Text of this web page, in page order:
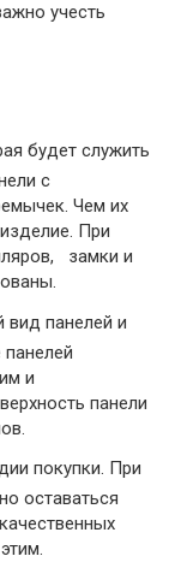
учесть
будет служить
с
Чем их
При
замки и
вид панелей и
и
панели
покупки. При
оставаться